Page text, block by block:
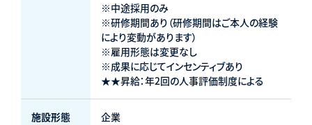
※中途採用のみ
※研修期間あり（研修期間はご本人の経験
により変動があります）
※雇用形態は変更なし
※成果に応じてインセンティブあり
★★昇給：年2回の人事評価制度による
施設形態 企業